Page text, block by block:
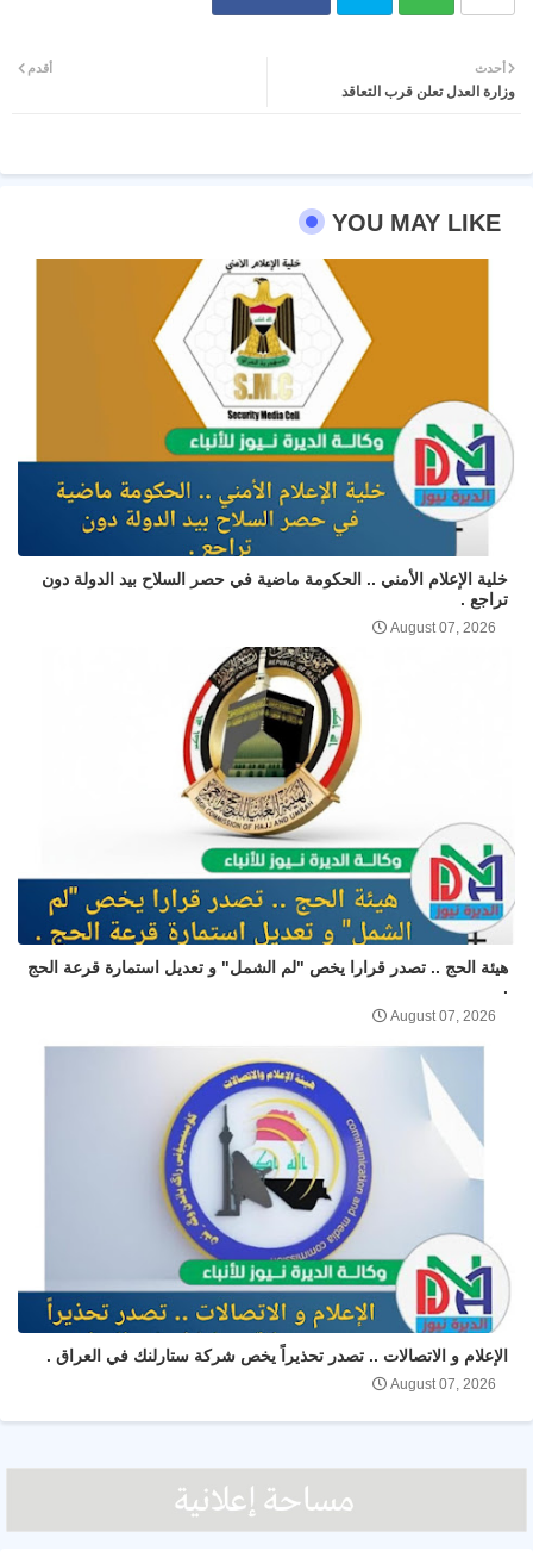
ter atsa
أحدث
وزارة العدل تعلن قرب التعاقد
أقدم
YOU MAY LIKE
خلية الإعلام الأمني .. الحكومة ماضية في حصر السلاح بيد الدولة دون
تراجع .
August 07, 2026
هيئة الحج .. تصدر قرارا يخص "لم الشمل" و تعديل استمارة قرعة الحج
.
August 07, 2026
الإعلام و الاتصالات .. تصدر تحذيراً يخص شركة ستارلنك في العراق .
August 07, 2026